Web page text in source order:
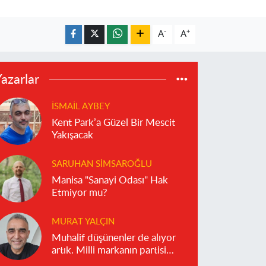
A- A+
İSMAIL AYBEY
Kent Park’a Güzel Bir Mescit
Yakışacak
SARUHAN SIMSAROĞLU
Manisa "Sanayi Odası" Hak
Etmiyor mu?
MURAT YALÇIN
Muhalif düşünenler de alıyor
artık. Milli markanın partisi